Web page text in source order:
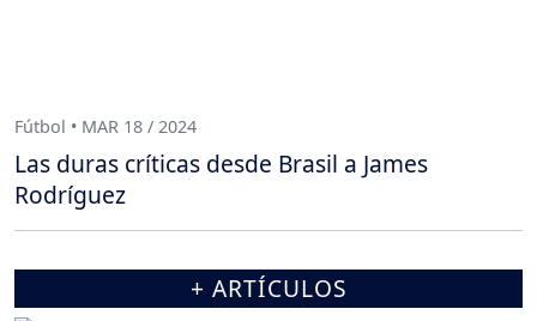
Fútbol • MAR 18 / 2024
Las duras críticas desde Brasil a James
Rodríguez
+ ARTÍCULOS